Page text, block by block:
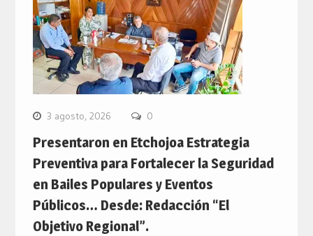
3 agosto, 2026 0
Presentaron en Etchojoa Estrategia
Preventiva para Fortalecer la Seguridad
en Bailes Populares y Eventos
Públicos… Desde: Redacción “El
Objetivo Regional”.